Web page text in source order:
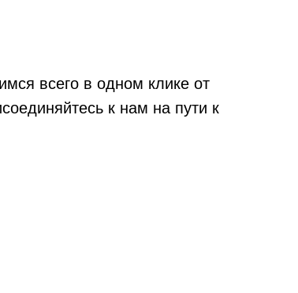
всего в одном клике от
к нам на пути к